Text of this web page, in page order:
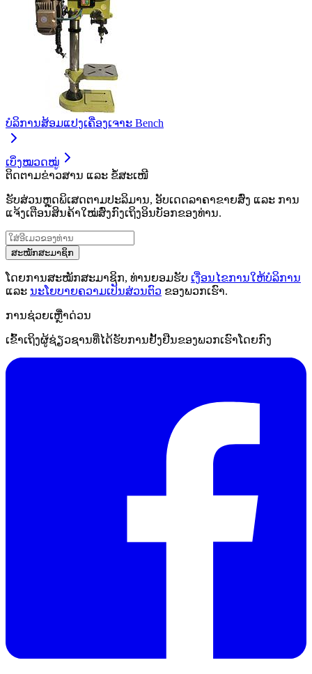
ບໍລິການສ້ອມແປງເຄື່ອງເຈາະ Bench
ເບິ່ງໝວດໝູ່
ຕິດຕາມຂ່າວສານ ແລະ ຂໍ້ສະເໜີ
ຮັບສ່ວນຫຼຸດພິເສດຕາມປະລິມານ, ອັບເດດລາຄາຂາຍສົ່ງ ແລະ ການ
ແຈ້ງເຕືອນສິນຄ້າໃໝ່ສົ່ງກົງເຖິງອິນບັອກຂອງທ່ານ.
ສະໝັກສະມາຊິກ
ໂດຍການສະໝັກສະມາຊິກ, ທ່ານຍອມຮັບ ເງື່ອນໄຂການໃຫ້ບໍລິການ
ແລະ ນະໂຍບາຍຄວາມເປັນສ່ວນຕົວ ຂອງພວກເຮົາ.
ການຊ່ວຍເຫຼືໍາດ່ວນ
ເຂົ້າເຖິງຜູ້ຊ່ຽວຊານທີ່ໄດ້ຮັບການຢັ້ງຢືນຂອງພວກເຮົາໂດຍກົງ